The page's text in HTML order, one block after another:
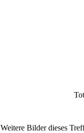
Weitere Bilder dieses